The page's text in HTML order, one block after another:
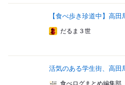
【食べ歩き珍道中】高田
だるま３世
活気のある学生街、高田